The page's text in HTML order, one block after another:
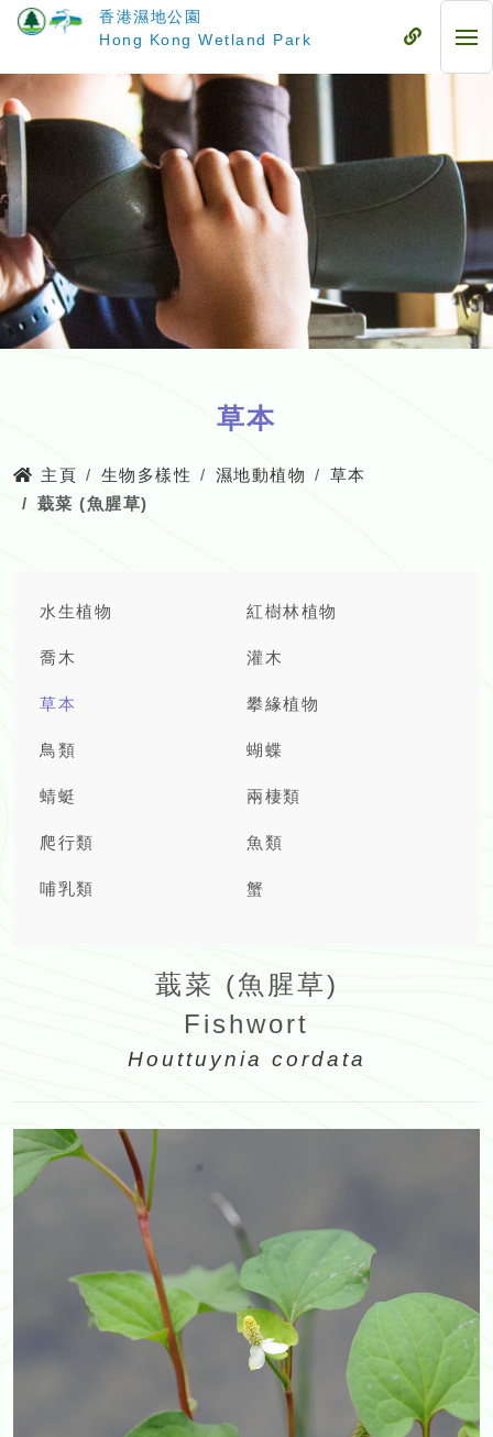
要
內
容
香港濕地公園
Hong Kong Wetland Park
流
流
動
草本
主頁 生物多樣性 濕地動植物
草本
蕺菜 (魚腥草)
水生植物 紅樹林植物
喬木 灌木
草本 攀緣植物
鳥類 蝴蝶
蜻蜓 兩棲類
爬行類 魚類
哺乳類 蟹
蕺菜 (魚腥草)
Fishwort
Houttuynia cordata